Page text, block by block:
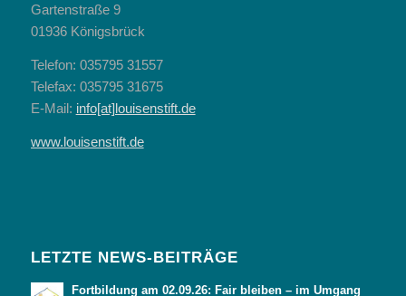
Gartenstraße 9
01936 Königsbrück
Telefon: 035795 31557
Telefax: 035795 31675
E-Mail: info[at]louisenstift.de
www.louisenstift.de
LETZTE NEWS-BEITRÄGE
Fortbildung am 02.09.26: Fair bleiben – im Umgang